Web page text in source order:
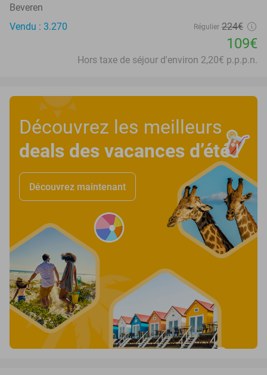
Beveren
Vendu : 3.270
Régulier 224€
109€
Hors taxe de séjour d'environ 2,20€ p.p.p.n.
Découvrez les meilleurs
deals des vacances d’été!
Découvrez maintenant